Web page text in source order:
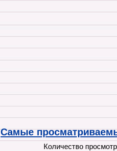
Самые
Количество